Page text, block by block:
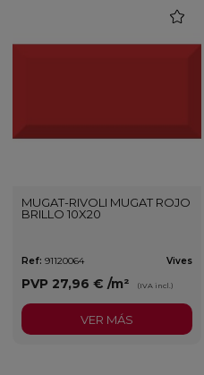
MUGAT-RIVOLI MUGAT ROJO
BRILLO 10X20
Ref: 91120064 Vives
PVP 27,96 € /m² (IVA incl.)
VER MÁS